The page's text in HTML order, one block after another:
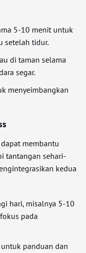
5-10 menit untuk
setelah tidur.
di taman selama
segar.
menyeimbangkan
membantu
tantangan sehari-
kedua
hari, misalnya 5-10
pada
panduan dan